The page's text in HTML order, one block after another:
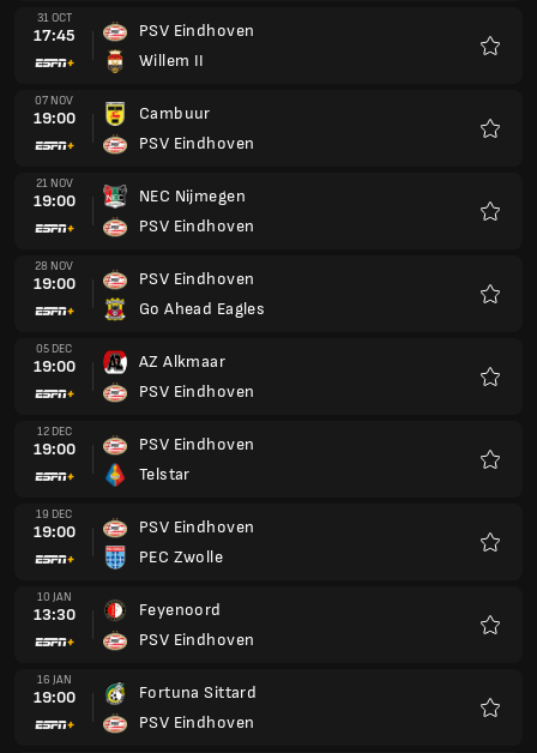
31 OCT
17:45
PSV Eindhoven
Willem II
07 NOV
19:00
Cambuur
PSV Eindhoven
21 NOV
19:00
NEC Nijmegen
PSV Eindhoven
28 NOV
19:00
PSV Eindhoven
Go Ahead Eagles
05 DEC
19:00
AZ Alkmaar
PSV Eindhoven
12 DEC
19:00
PSV Eindhoven
Telstar
19 DEC
19:00
PSV Eindhoven
PEC Zwolle
10 JAN
13:30
Feyenoord
PSV Eindhoven
16 JAN
19:00
Fortuna Sittard
PSV Eindhoven